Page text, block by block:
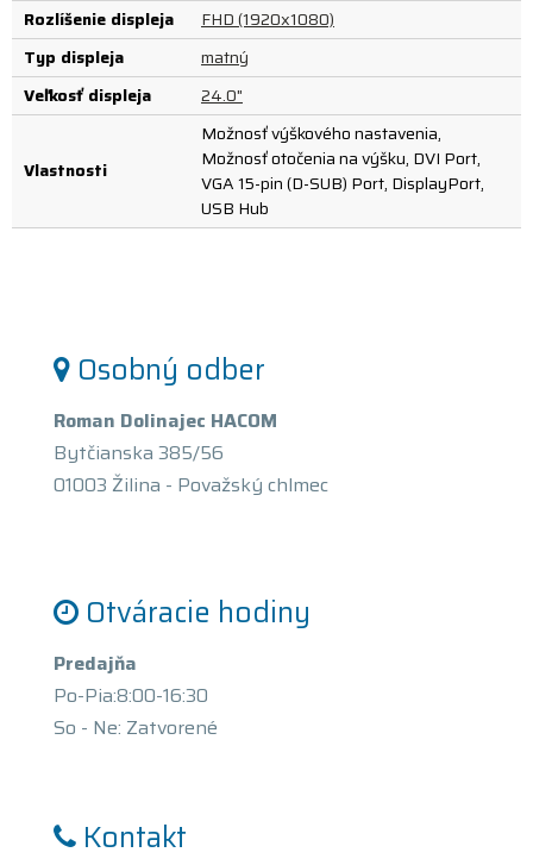
Rozlíšenie displeja
FHD (1920x1080)
Typ displeja
matný
Veľkosť displeja
24.0"
Vlastnosti
Možnosť výškového nastavenia,
Možnosť otočenia na výšku, DVI Port,
VGA 15-pin (D-SUB) Port, DisplayPort,
USB Hub
Osobný odber
Roman Dolinajec HACOM
Bytčianska 385/56
01003 Žilina - Považský chlmec
Otváracie hodiny
Predajňa
Po-Pia:8:00-16:30
So - Ne: Zatvorené
Kontakt